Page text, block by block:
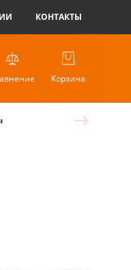
КОНТАКТЫ
Корзина